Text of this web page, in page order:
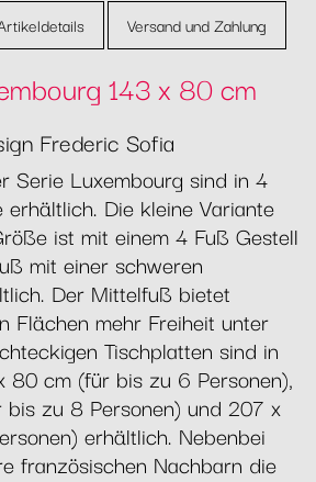
Versand und Zahlung
143 x 80 cm
Frederic Sofia
Serie Luxembourg sind in 4
Die kleine Variante
ist mit einem 4 Fuß Gestell
mit einer schweren
Der Mittelfuß bietet
Flächen mehr Freiheit unter
Tischplatten sind in
80 cm (für bis zu 6 Personen),
zu 8 Personen) und 207 x
erhältlich. Nebenbei
französischen Nachbarn die